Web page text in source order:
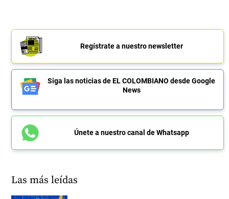
Regístrate a nuestro newsletter
Siga las noticias de EL COLOMBIANO desde Google
News
Únete a nuestro canal de Whatsapp
Las más leídas